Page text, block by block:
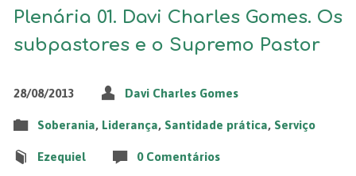
Plenária 01. Davi Charles Gomes. Os
subpastores e o Supremo Pastor
28/08/2013 Davi Charles Gomes
Soberania, Liderança, Santidade prática, Serviço
Ezequiel 0 Comentários